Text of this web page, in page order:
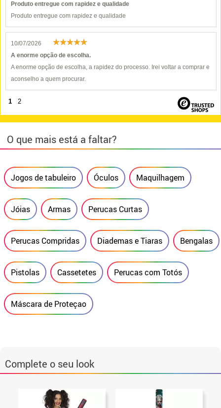
Produto entregue com rapidez e qualidade
Produto entregue com rapidez e qualidade
10/07/2026
A enorme opção de escolha.
A enorme opção de escolha, a rapidez do processo. Irei voltar a comprar e
aconselho a quem procurar.
1 2
O que mais está a faltar?
Jogos de tabuleiro Óculos Maquilhagem
Jóias Armas Perucas Curtas
Perucas Compridas Diademas e Tiaras Bengalas
Pistolas Cassetetes Perucas com Totós
Máscara de Proteçao
Complete o seu look